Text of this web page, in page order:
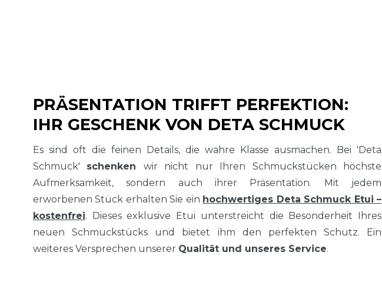
PRÄSENTATION TRIFFT PERFEKTION:
IHR GESCHENK VON DETA SCHMUCK
Es sind oft die feinen Details, die wahre Klasse ausmachen. Bei 'Deta
Schmuck' schenken wir nicht nur Ihren Schmuckstücken höchste
Aufmerksamkeit, sondern auch ihrer Präsentation. Mit jedem
erworbenen Stück erhalten Sie ein hochwertiges Deta Schmuck Etui –
kostenfrei. Dieses exklusive Etui unterstreicht die Besonderheit Ihres
neuen Schmuckstücks und bietet ihm den perfekten Schutz. Ein
weiteres Versprechen unserer Qualität und unseres Service.